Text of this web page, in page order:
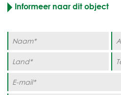
Informeer naar dit object